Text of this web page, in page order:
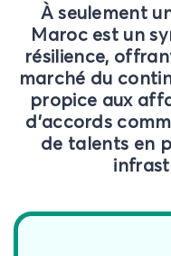
À seulement
Maroc est un
résilience,
marché du
propice aux
d'accords
de talents en